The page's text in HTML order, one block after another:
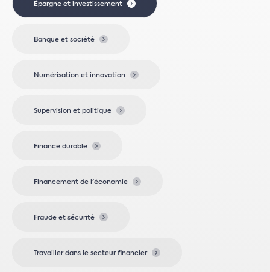
Épargne et investissement
Banque et société
Numérisation et innovation
Supervision et politique
Finance durable
Financement de l'économie
Fraude et sécurité
Travailler dans le secteur financier